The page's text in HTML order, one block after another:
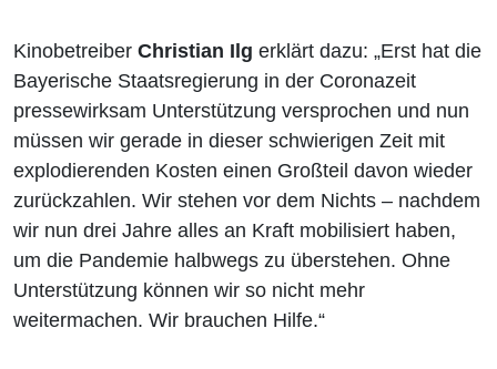
Kinobetreiber Christian Ilg erklärt dazu: „Erst hat die
Bayerische Staatsregierung in der Coronazeit
pressewirksam Unterstützung versprochen und nun
müssen wir gerade in dieser schwierigen Zeit mit
explodierenden Kosten einen Großteil davon wieder
zurückzahlen. Wir stehen vor dem Nichts – nachdem
wir nun drei Jahre alles an Kraft mobilisiert haben,
um die Pandemie halbwegs zu überstehen. Ohne
Unterstützung können wir so nicht mehr
weitermachen. Wir brauchen Hilfe.“